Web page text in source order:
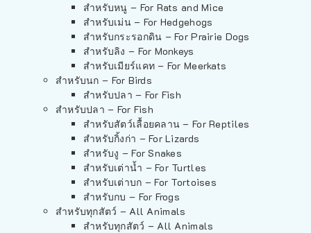
สำหรับหนู – For Rats and Mice
สำหรับเม่น – For Hedgehogs
สำหรับกระรอกดิน – For Prairie Dogs
สำหรับลิง – For Monkeys
สำหรับเมียร์แคท – For Meerkats
สำหรับนก – For Birds
สำหรับปลา – For Fish
สำหรับปลา – For Fish
สำหรับสัตว์เลื้อยคลาน – For Reptiles
สำหรับกิ้งก่า – For Lizards
สำหรับงู – For Snakes
สำหรับเต่าน้ำ – For Turtles
สำหรับเต่าบก – For Tortoises
สำหรับกบ – For Frogs
สำหรับทุกสัตว์ – All Animals
สำหรับทุกสัตว์ – All Animals